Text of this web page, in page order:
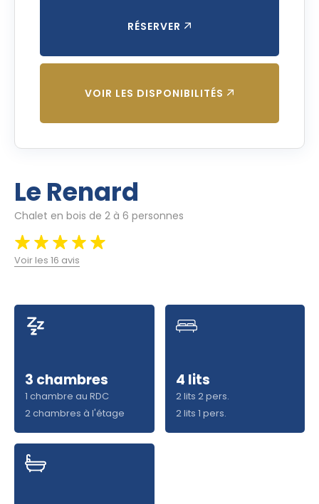
Le Renard
Chalet en bois de 2 à 6 personnes
Voir les 16 avis
3 chambres
1 chambre au RDC
2 chambres à l'étage
4 lits
2 lits 2 pers.
2 lits 1 pers.
RÉSERVER
VOIR LES DISPONIBILITÉS